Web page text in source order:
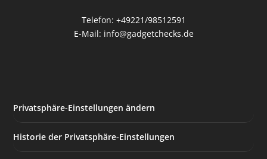
Telefon: +49221/98512591
E-Mail: info@gadgetchecks.de
Privatsphäre-Einstellungen ändern
Historie der Privatsphäre-Einstellungen